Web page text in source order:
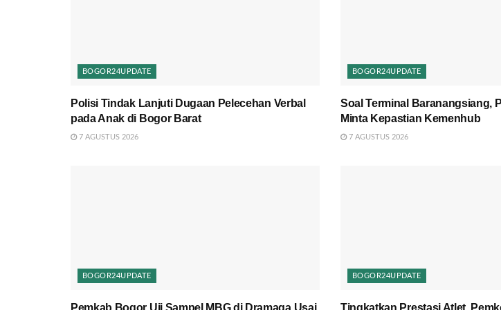
BOGOR24UPDATE
Polisi Tindak Lanjuti Dugaan Pelecehan Verbal
pada Anak di Bogor Barat
7 AGUSTUS 2026
BOGOR24UPDATE
Soal Terminal Baranangsiang,
Minta Kepastian Kemenhub
7 AGUSTUS 2026
BOGOR24UPDATE
Pemkab Bogor Uji Sampel MBG di Dramaga Usai
BOGOR24UPDATE
Tingkatkan Prestasi Atlet,